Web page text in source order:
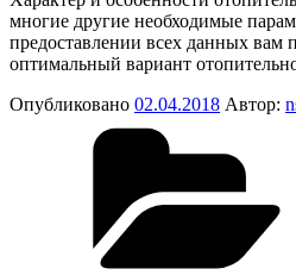
многие другие необходимые
предоставлении всех данных
оптимальный вариант
Опубликовано 02.04.2018 Автор: